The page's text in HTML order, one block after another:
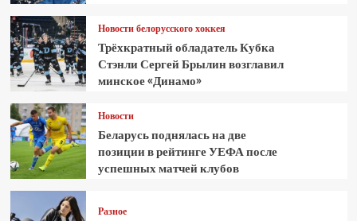
Новости белорусского хоккея
Трёхкратный обладатель Кубка
Стэнли Сергей Брылин возглавил
минское «Динамо»
Новости
Беларусь поднялась на две
позиции в рейтинге УЕФА после
успешных матчей клубов
Разное